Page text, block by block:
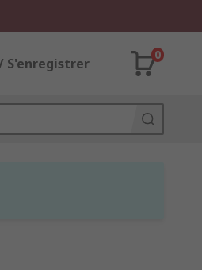
S'enregistrer
0